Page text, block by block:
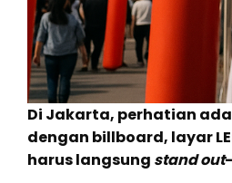
Di Jakarta, perhatian
dengan billboard, layar
harus langsung stand out